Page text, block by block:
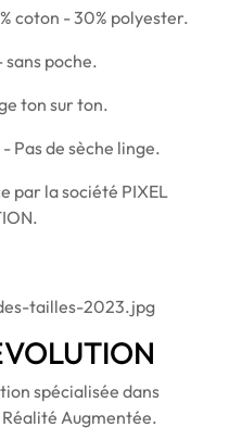
coton - 30% polyester.
sans poche.
ton sur ton.
Pas de sèche linge.
par la société PIXEL
spécialisée dans
Augmentée.